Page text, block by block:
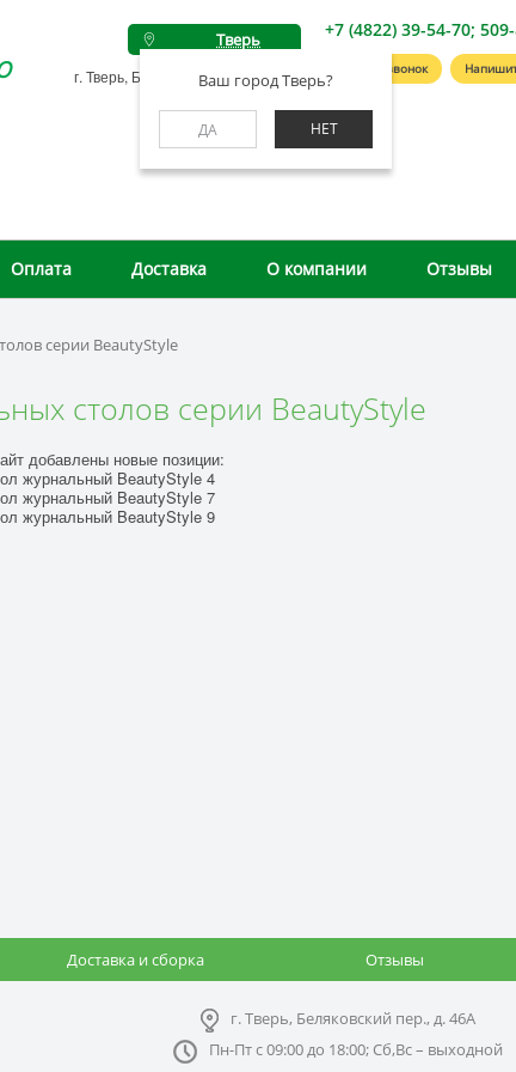
Тверь
Ваш город Тверь?
ДА НЕТ
г. Тверь, Беляковский пер., д. 46А
+7 (4822) 39-54-70;
Заказать звонок
Оплата Доставка О компании Отзывы
серии BeautyStyle
столов серии BeautyStyle
добавлены новые позиции:
журнальный BeautyStyle 4
журнальный BeautyStyle 7
журнальный BeautyStyle 9
Доставка и сборка Отзывы
г. Тверь, Беляковский пер., д. 46А
Пн-Пт с 09:00 до 18:00; Сб,Вс – выходной